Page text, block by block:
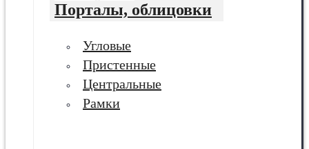
Порталы, облицовки
Угловые
Пристенные
Центральные
Рамки